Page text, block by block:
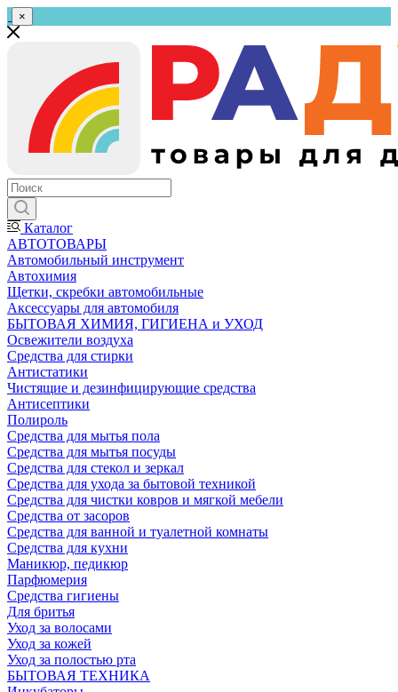
×
Каталог
АВТОТОВАРЫ
Автомобильный инструмент
Автохимия
Щетки, скребки автомобильные
Аксессуары для автомобиля
БЫТОВАЯ ХИМИЯ, ГИГИЕНА и УХОД
Освежители воздуха
Средства для стирки
Антистатики
Чистящие и дезинфицирующие средства
Антисептики
Полироль
Средства для мытья пола
Средства для мытья посуды
Средства для стекол и зеркал
Средства для ухода за бытовой техникой
Средства для чистки ковров и мягкой мебели
Средства от засоров
Средства для ванной и туалетной комнаты
Средства для кухни
Маникюр, педикюр
Парфюмерия
Средства гигиены
Для бритья
Уход за волосами
Уход за кожей
Уход за полостью рта
БЫТОВАЯ ТЕХНИКА